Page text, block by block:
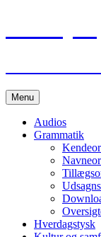
Menu Hop
til
indhold
Audios
Grammatik
Hverdagstysk